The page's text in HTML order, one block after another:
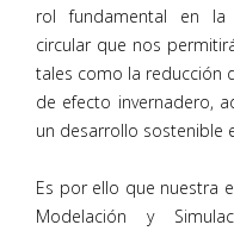
rol fundamental en la
circular que nos
tales como la reducción
de efecto invernadero,
un desarrollo sostenible
Es por ello que nuestra
Modelación y